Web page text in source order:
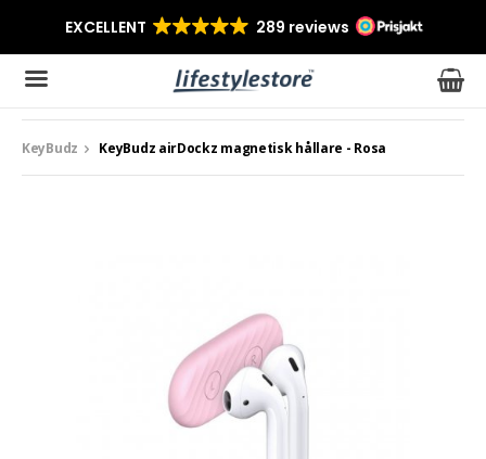
Produkten har blivit tillagd i varukorgen
KeyBudz KeyBudz airDockz magnetisk hållare - Rosa